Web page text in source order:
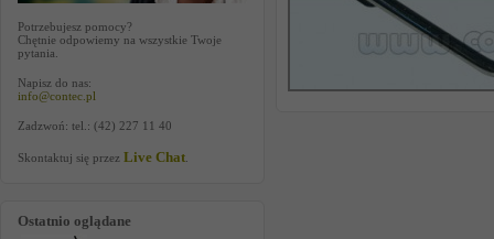
Potrzebujesz pomocy?
Chętnie odpowiemy na wszystkie Twoje
pytania.
Napisz do nas:
info@contec.pl
Zadzwoń: tel.: (42) 227 11 40
Skontaktuj się przez Live Chat
Ostatnio oglądane